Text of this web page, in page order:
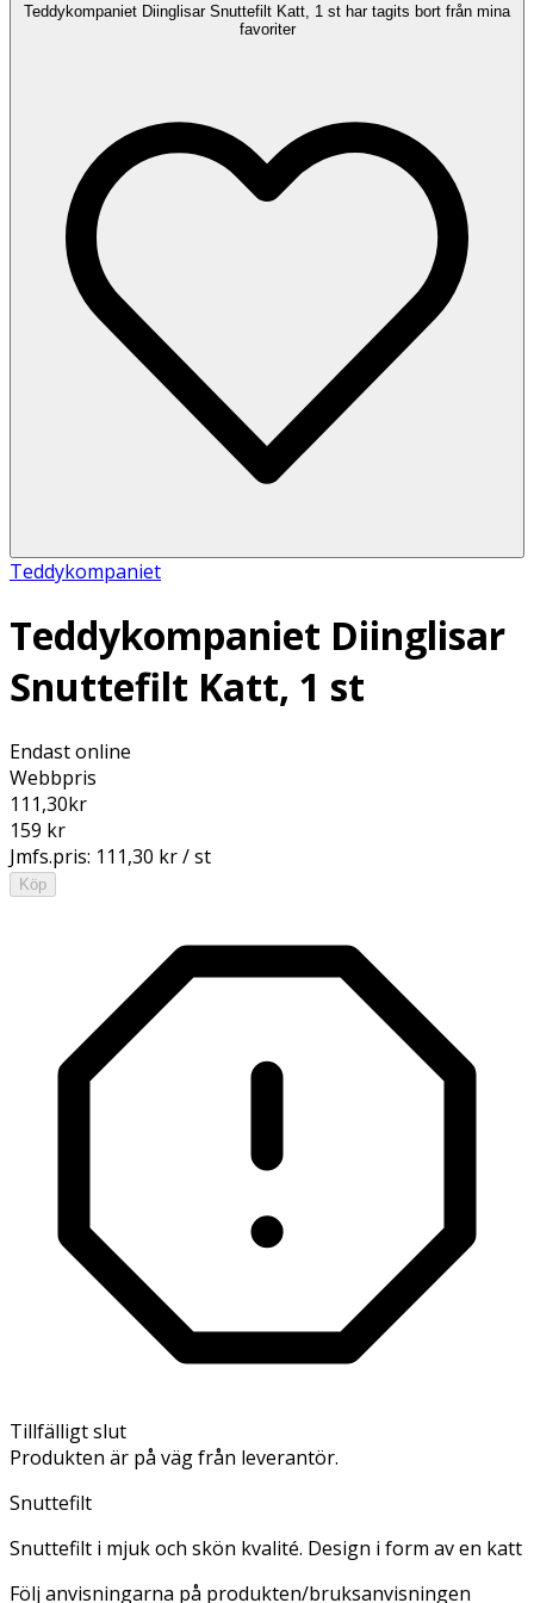
Teddykompaniet Diinglisar Snuttefilt Katt, 1 st har tagits bort från mina
favoriter
Teddykompaniet
Teddykompaniet Diinglisar
Snuttefilt Katt, 1 st
Endast online
Webbpris
111,30kr
159 kr
Jmfs.pris: 111,30 kr / st
Köp
Tillfälligt slut
Produkten är på väg från leverantör.
Snuttefilt
Snuttefilt i mjuk och skön kvalité. Design i form av en katt
Följ anvisningarna på produkten/bruksanvisningen